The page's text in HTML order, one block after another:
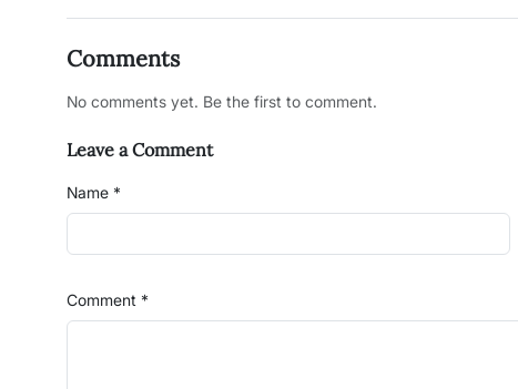
Comments
No comments yet. Be the first to comment.
Leave a Comment
Name *
Comment *